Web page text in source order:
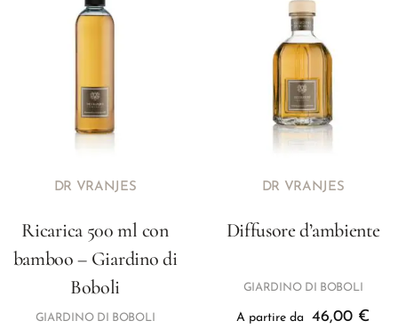
DR VRANJES
Ricarica 500 ml con
bamboo – Giardino di
Boboli
GIARDINO DI BOBOLI
DR VRANJES
Diffusore d’ambiente
GIARDINO DI BOBOLI
A partire da 46,00 €